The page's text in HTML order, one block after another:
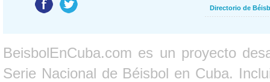
Directorio de
BeisbolEnCuba.com es un proyecto
Serie Nacional de Béisbol en Cuba.